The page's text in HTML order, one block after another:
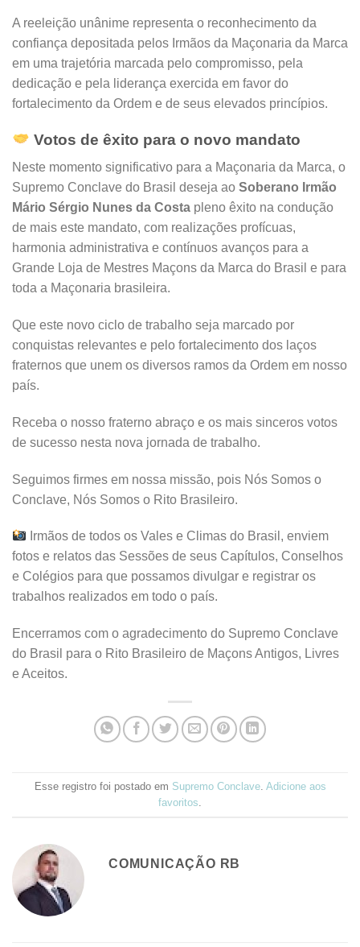
A reeleição unânime representa o reconhecimento da
confiança depositada pelos Irmãos da Maçonaria da Marca
em uma trajetória marcada pelo compromisso, pela
dedicação e pela liderança exercida em favor do
fortalecimento da Ordem e de seus elevados princípios.
Votos de êxito para o novo mandato
Neste momento significativo para a Maçonaria da Marca, o
Supremo Conclave do Brasil deseja ao Soberano Irmão
Mário Sérgio Nunes da Costa pleno êxito na condução
de mais este mandato, com realizações profícuas,
harmonia administrativa e contínuos avanços para a
Grande Loja de Mestres Maçons da Marca do Brasil e para
toda a Maçonaria brasileira.
Que este novo ciclo de trabalho seja marcado por
conquistas relevantes e pelo fortalecimento dos laços
fraternos que unem os diversos ramos da Ordem em nosso
país.
Receba o nosso fraterno abraço e os mais sinceros votos
de sucesso nesta nova jornada de trabalho.
Seguimos firmes em nossa missão, pois Nós Somos o
Conclave, Nós Somos o Rito Brasileiro.
Irmãos de todos os Vales e Climas do Brasil, enviem
fotos e relatos das Sessões de seus Capítulos, Conselhos
e Colégios para que possamos divulgar e registrar os
trabalhos realizados em todo o país.
Encerramos com o agradecimento do Supremo Conclave
do Brasil para o Rito Brasileiro de Maçons Antigos, Livres
e Aceitos.
Esse registro foi postado em Supremo Conclave. Adicione aos
favoritos
COMUNICAÇÃO RB